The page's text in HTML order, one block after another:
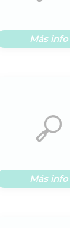
Más info
Más info